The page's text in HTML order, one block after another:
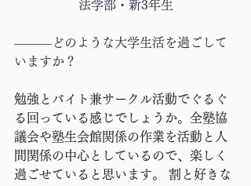
法学部・新3年生
―――どのような大学生活を過ごして
いますか？
勉強とバイト兼サークル活動でぐるぐ
る回っている感じでしょうか。全塾協
議会や塾生会館関係の作業を活動と人
間関係の中心としているので、楽しく
過ごせていると思います。 割と好きな